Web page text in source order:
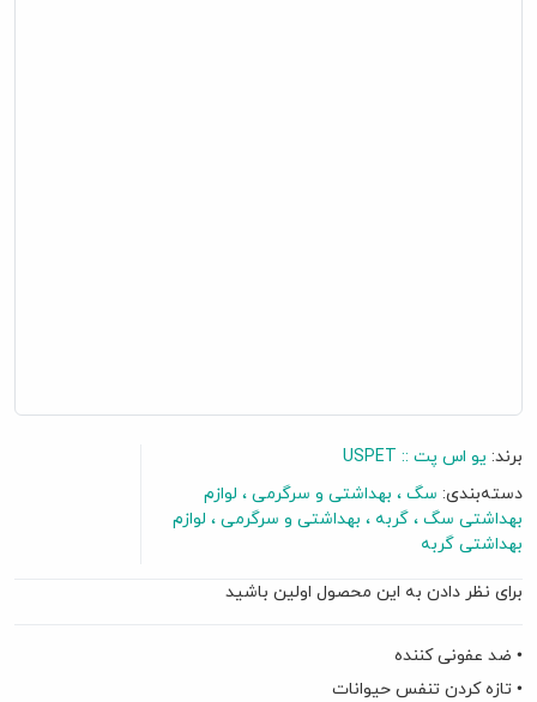
برند: یو اس پت :: USPET
دسته‌بندی: سگ بهداشتی و سرگرمی
لوازم
بهداشتی سگ
گربه بهداشتی و سرگرمی
لوازم
بهداشتی گربه
برای نظر دادن به این محصول اولین باشید
• ضد عفونی کننده
• تازه کردن تنفس حیوانات